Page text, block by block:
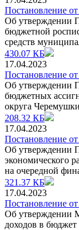
Постановление
Об утверждении
бюджетной
средств
430.07 КБ
17.04.2023
Постановление
Об утверждении
бюджетных
округа Черемушки
208.32 КБ
17.04.2023
Постановление
Об утверждении
экономического
на очередной
321.37 КБ
17.04.2023
Постановление
Об утверждении
доходов в